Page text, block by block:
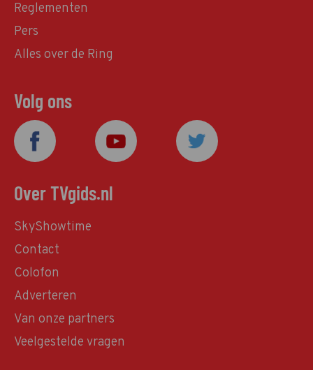
Reglementen
Pers
Alles over de Ring
Volg ons
Over TVgids.nl
SkyShowtime
Contact
Colofon
Adverteren
Van onze partners
Veelgestelde vragen